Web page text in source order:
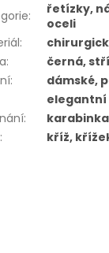
:
řetízky,
oceli
:
:
černá,
:
dámské,
elegantní
:
karabinka
: kříž,